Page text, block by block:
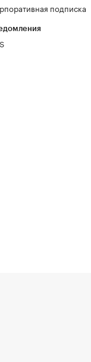
подписка